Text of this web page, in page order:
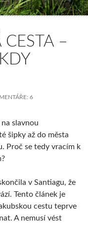
–
6
slavnou
šipky až do města
Proč se tedy vracím k
v Santiagu, že
Tento článek je
cestu teprve
A nemusí vést